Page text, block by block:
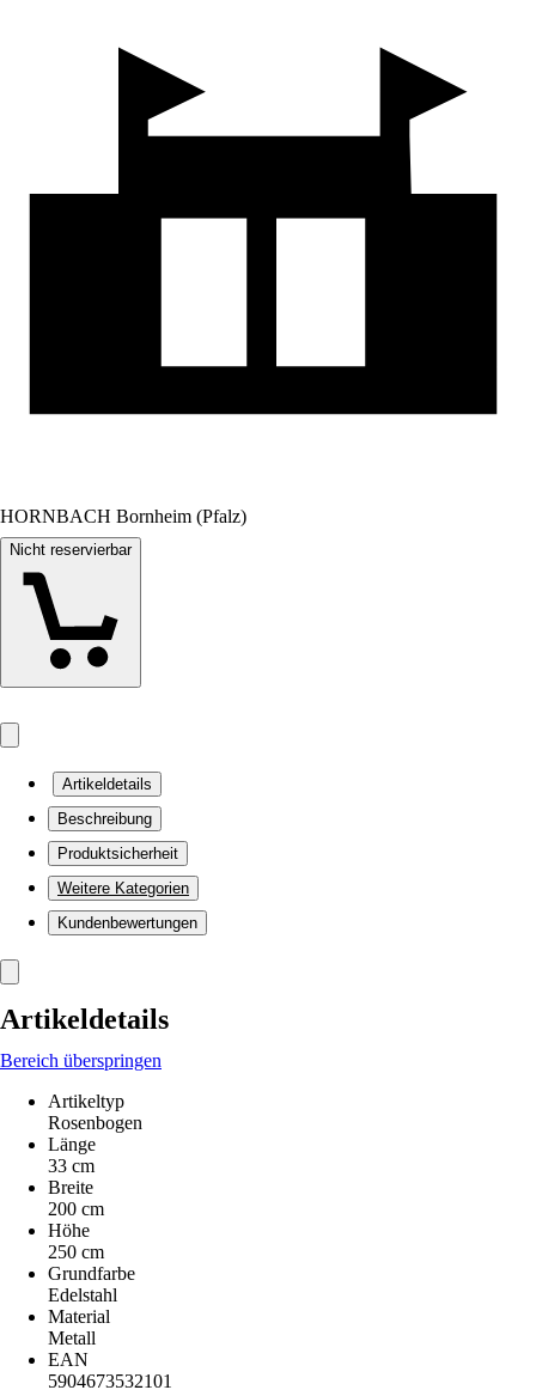
HORNBACH Bornheim (Pfalz)
Nicht reservierbar
Artikeldetails
Beschreibung
Produktsicherheit
Weitere Kategorien
Kundenbewertungen
Artikeldetails
Bereich überspringen
Artikeltyp
Rosenbogen
Länge
33 cm
Breite
200 cm
Höhe
250 cm
Grundfarbe
Edelstahl
Material
Metall
EAN
5904673532101